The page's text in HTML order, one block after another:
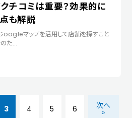
チコミは重要？効果的に
も解説
マップを活用して店舗を探すこと
のた…
3 4 5 6 次へ
»